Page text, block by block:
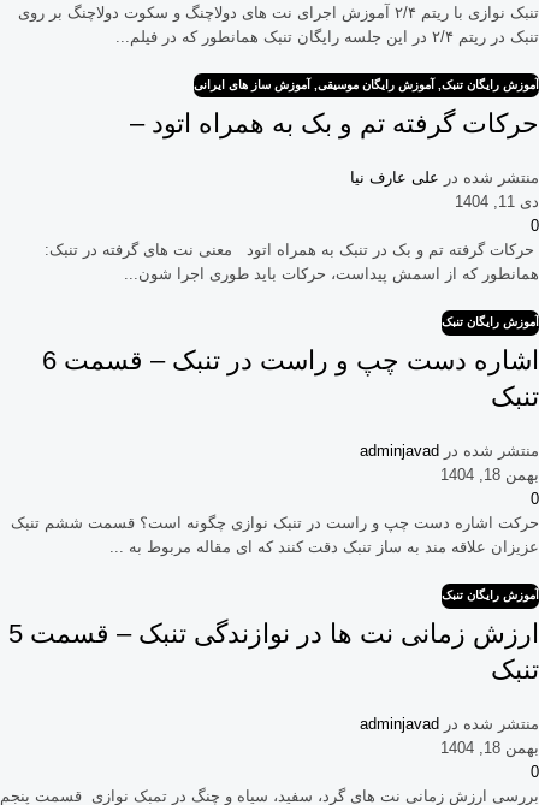
تنبک نوازی با ریتم ۲/۴ آموزش اجرای نت های دولاچنگ و سکوت دولاچنگ بر روی
تنبک در ریتم ۲/۴ در این جلسه رایگان تنبک همانطور که در فیلم...
آموزش رایگان تنبک, آموزش رایگان موسیقی, آموزش ساز های ایرانی
حرکات گرفته تم و بک به همراه اتود –
منتشر شده در علی عارف نیا
دی 11, 1404
0
حرکات گرفته تم و بک در تنبک به همراه اتود معنی نت های گرفته در تنبک:
همانطور که از اسمش پیداست، حرکات باید طوری اجرا شون...
آموزش رایگان تنبک
اشاره دست چپ و راست در تنبک – قسمت 6
تنبک
منتشر شده در adminjavad
بهمن 18, 1404
0
حرکت اشاره دست چپ و راست در تنبک نوازی چگونه است؟ قسمت ششم تنبک
عزیزان علاقه مند به ساز تنبک دقت کنند که ای مقاله مربوط به ...
آموزش رایگان تنبک
ارزش زمانی نت ها در نوازندگی تنبک – قسمت 5
تنبک
منتشر شده در adminjavad
بهمن 18, 1404
0
بررسی ارزش زمانی نت های گرد، سفید، سیاه و چنگ در تمبک نوازی قسمت پنجم